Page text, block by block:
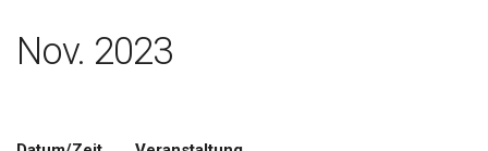
Nov. 2023